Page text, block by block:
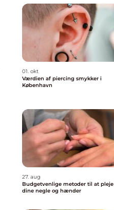
01. okt
Værdien af piercing smykker i
København
27. aug
Budgetvenlige metoder til at pleje
dine negle og hænder